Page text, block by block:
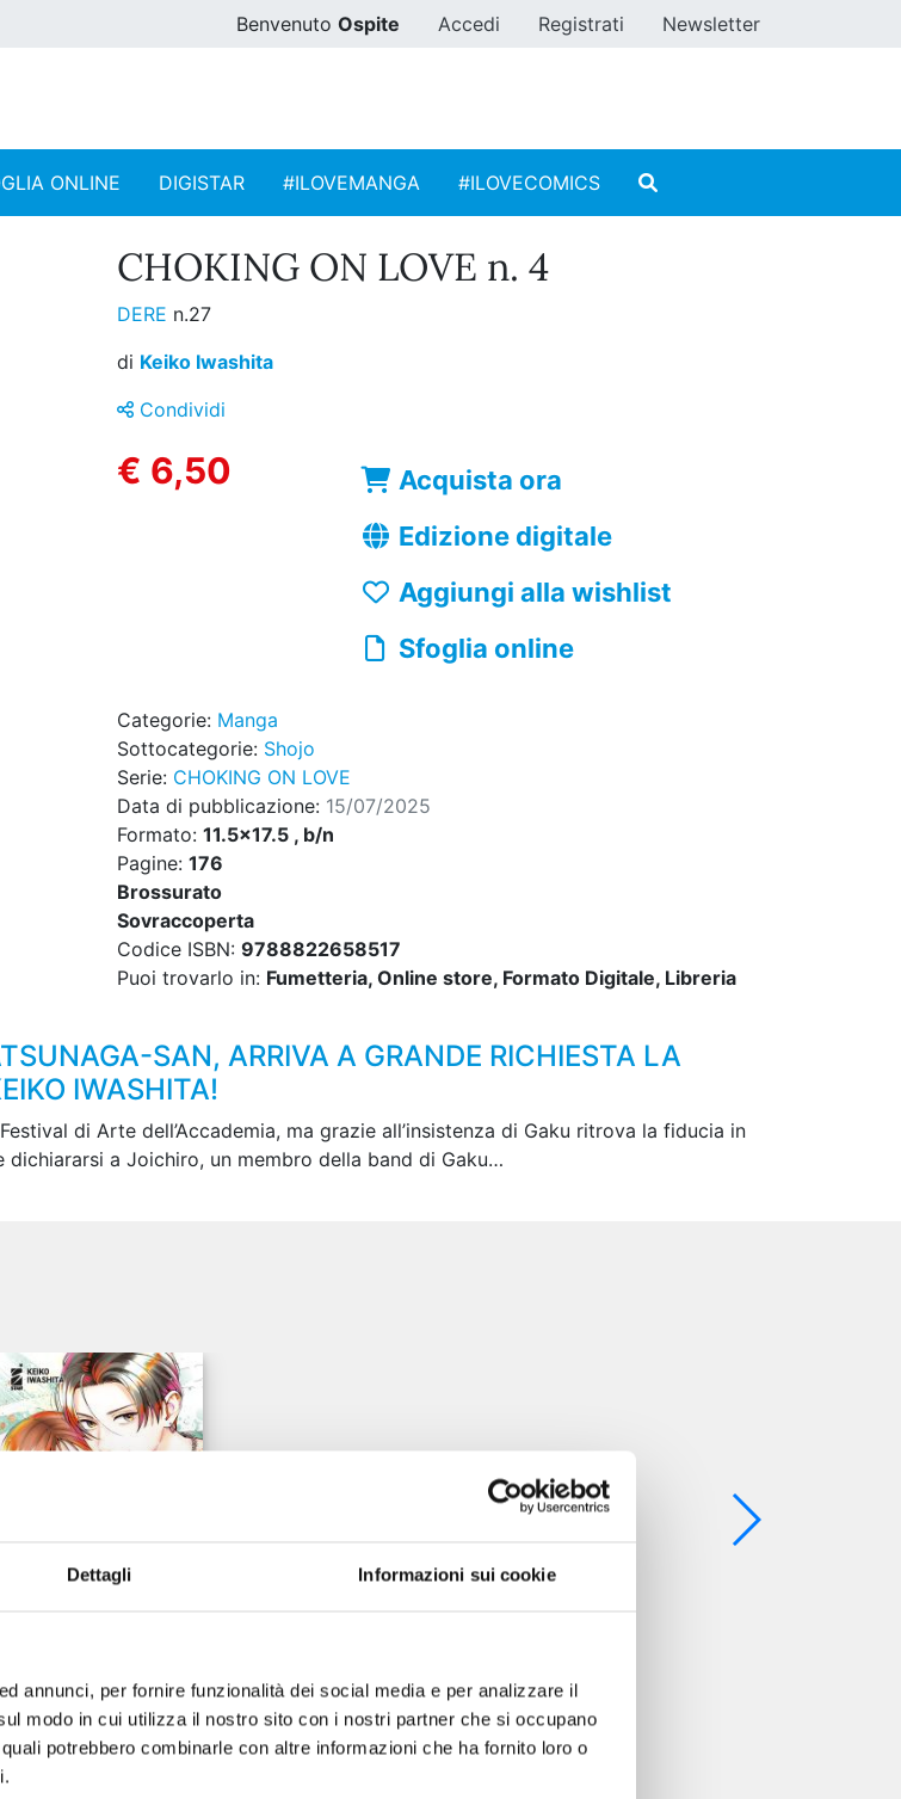
Dettagli Informazioni sui cookie
annunci, per fornire funzionalità dei social media e per analizzare il
modo in cui utilizza il nostro sito con i nostri partner che si occupano
potrebbero combinarle con altre informazioni che ha fornito loro o
Benvenuto Ospite Accedi Registrati Newsletter
ONLINE DIGISTAR #ILOVEMANGA #ILOVECOMICS
CHOKING ON LOVE n. 4
DERE n.27
di Keiko Iwashita
Condividi
€ 6,50
Acquista ora
Edizione digitale
Aggiungi alla wishlist
Sfoglia online
Categorie: Manga
Sottocategorie: Shojo
Serie: CHOKING ON LOVE
Data di pubblicazione: 15/07/2025
Formato: 11.5x17.5 , b/n
Pagine: 176
Brossurato
Sovraccoperta
Codice ISBN: 9788822658517
Puoi trovarlo in: Fumetteria, Online store, Formato Digitale, Libreria
SAN, ARRIVA A GRANDE RICHIESTA LA
IWASHITA!
di Arte dell’Accademia, ma grazie all’insistenza di Gaku ritrova la fiducia in
a Joichiro, un membro della band di Gaku…
ON LOVE n. 6